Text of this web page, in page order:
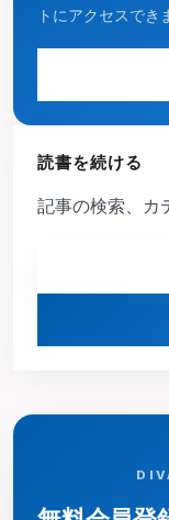
トにアクセスでき
読書を続ける
記事の検索、カ